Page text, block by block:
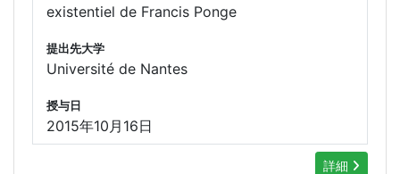
existentiel de Francis Ponge
提出先大学
Université de Nantes
授与日
2015年10月16日
詳細